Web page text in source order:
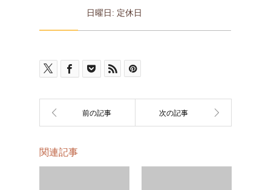
日曜日: 定休日
関連記事